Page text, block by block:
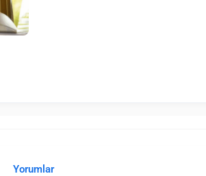
Yorumlar